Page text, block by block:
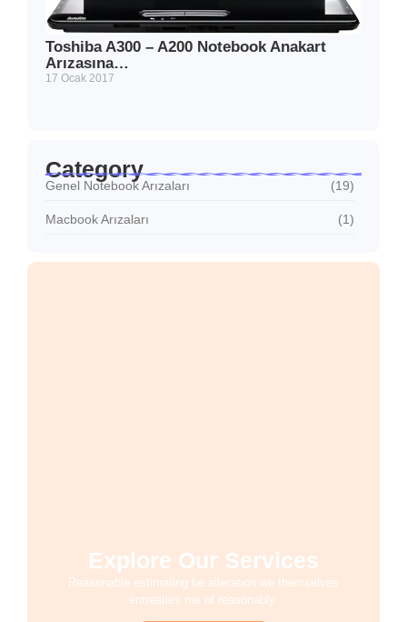
Toshiba A300 – A200 Notebook Anakart
Arızasına…
17 Ocak 2017
Category
Genel Notebook Arızaları (19)
Macbook Arızaları (1)
Explore Our Services
Reasonable estimating be alteration we themselves
entreaties me of reasonably.